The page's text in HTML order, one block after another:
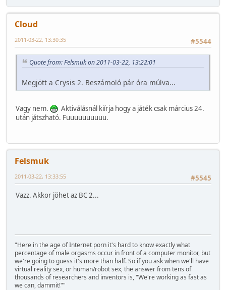
Cloud
#5544
2011-03-22, 13:30:35
Quote from: Felsmuk on 2011-03-22, 13:22:01
Megjött a Crysis 2. Beszámoló pár óra múlva...
Vagy nem.
Aktiválásnál kiírja hogy a játék csak március 24.
után játszható. Fuuuuuuuuuu.
Felsmuk
#5545
2011-03-22, 13:33:55
Vazz. Akkor jöhet az BC 2...
"Here in the age of Internet porn it's hard to know exactly what
percentage of male orgasms occur in front of a computer monitor, but
we're going to guess it's more than half. So if you ask when we'll have
virtual reality sex, or human/robot sex, the answer from tens of
thousands of researchers and inventors is, "We're working as fast as
we can, dammit!""